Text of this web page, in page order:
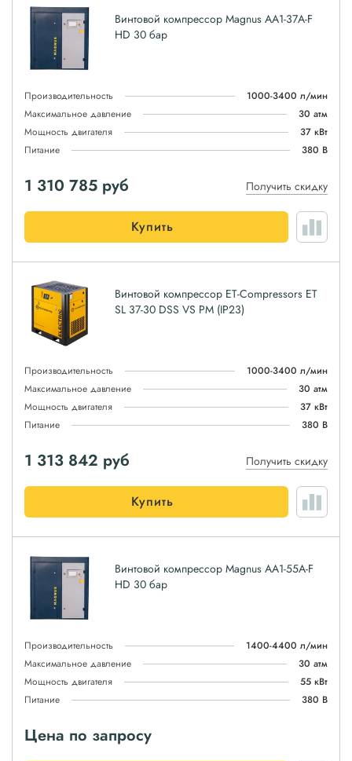
Винтовой компрессор Magnus АА1-37A-F
HD 30 бар
Производительность
1000-3400 л/мин
Максимальное давление
30 атм
Мощность двигателя
37 кВт
Питание
380 В
1 310 785 руб Получить скидку
Купить
Винтовой компрессор ET-Compressors ET
SL 37-30 DSS VS PM (IP23)
Производительность
1000-3400 л/мин
Максимальное давление
30 атм
Мощность двигателя
37 кВт
Питание
380 В
1 313 842 руб Получить скидку
Купить
Винтовой компрессор Magnus АА1-55A-F
HD 30 бар
Производительность
1400-4400 л/мин
Максимальное давление
30 атм
Мощность двигателя
55 кВт
Питание
380 В
Цена по запросу